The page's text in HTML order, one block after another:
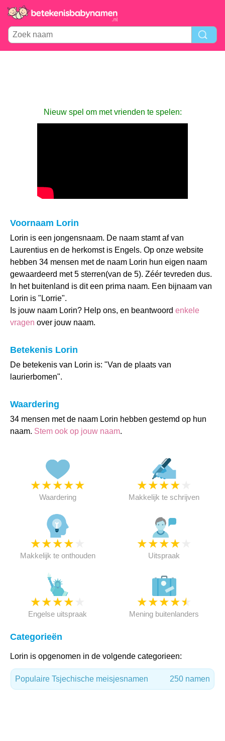
Nieuw spel om met vrienden te spelen:
Voornaam Lorin
Lorin is een jongensnaam. De naam stamt af van
Laurentius en de herkomst is Engels. Op onze website
hebben 34 mensen met de naam Lorin hun eigen naam
gewaardeerd met 5 sterren(van de 5). Zéér tevreden dus.
In het buitenland is dit een prima naam. Een bijnaam van
Lorin is "Lorrie".
Is jouw naam Lorin? Help ons, en beantwoord enkele
vragen over jouw naam.
Betekenis Lorin
De betekenis van Lorin is: "Van de plaats van
laurierbomen".
Waardering
34 mensen met de naam Lorin hebben gestemd op hun
naam. Stem ook op jouw naam.
★★★★★
Waardering
★★★★
Makkelijk te schrijven
★★★★
Makkelijk te onthouden
★★★★
Uitspraak
★★★★
Engelse uitspraak
★★★★★
Mening buitenlanders
Categorieën
Lorin is opgenomen in de volgende categorieen:
Populaire Tsjechische meisjesnamen 250 namen